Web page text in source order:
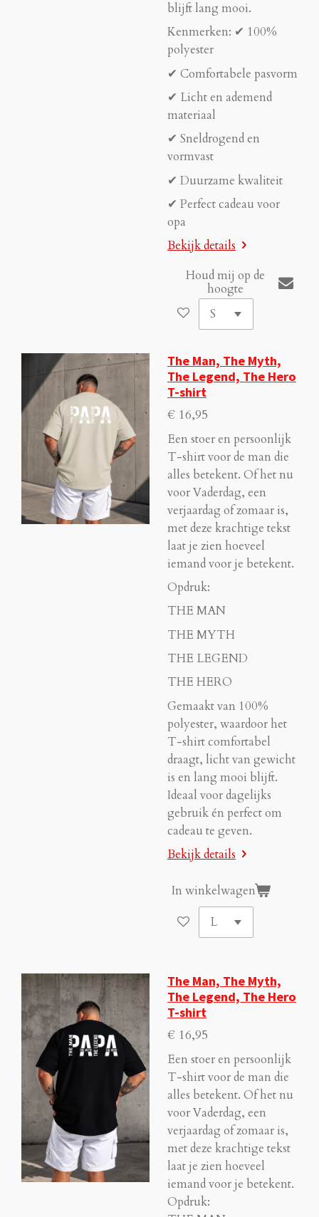
blijft lang mooi.
Kenmerken: ✔ 100%
polyester
✔ Comfortabele pasvorm
✔ Licht en ademend
materiaal
✔ Sneldrogend en
vormvast
✔ Duurzame kwaliteit
✔ Perfect cadeau voor
opa
Bekijk details
Houd mij op de
hoogte
The Man, The Myth,
The Legend, The Hero
T-shirt
€ 16,95
Een stoer en persoonlijk
T-shirt voor de man die
alles betekent. Of het nu
voor Vaderdag, een
verjaardag of zomaar is,
met deze krachtige tekst
laat je zien hoeveel
iemand voor je betekent.
Opdruk:
THE MAN
THE MYTH
THE LEGEND
THE HERO
Gemaakt van 100%
polyester, waardoor het
T-shirt comfortabel
draagt, licht van gewicht
is en lang mooi blijft.
Ideaal voor dagelijks
gebruik én perfect om
cadeau te geven.
Bekijk details
In winkelwagen
The Man, The Myth,
The Legend, The Hero
T-shirt
€ 16,95
Een stoer en persoonlijk
T-shirt voor de man die
alles betekent. Of het nu
voor Vaderdag, een
verjaardag of zomaar is,
met deze krachtige tekst
laat je zien hoeveel
iemand voor je betekent.
Opdruk: